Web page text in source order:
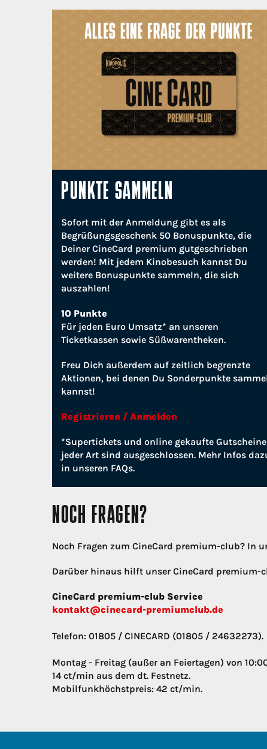
PUNKTE SAMMELN
Sofort mit der Anmeldung gibt es als
Begrüßungsgeschenk 50 Bonuspunkte, die
Deiner CineCard premium gutgeschrieben
werden! Mit jedem Kinobesuch kannst Du
weitere Bonuspunkte sammeln, die sich
auszahlen!
10 Punkte
Für jeden Euro Umsatz* an unseren
Ticketkassen sowie Süßwarentheken.
Freu Dich außerdem auf zeitlich begrenzte
Aktionen, bei denen Du Sonderpunkte
kannst!
Registrieren / Anmelden
*Supertickets und online gekaufte Gutscheine
jeder Art sind ausgeschlossen. Mehr Infos
in unseren FAQs.
NOCH FRAGEN?
Noch Fragen zum CineCard premium-club? In
Darüber hinaus hilft unser CineCard premium-
CineCard premium-club Service
kontakt@cinecard-premiumclub.de
Telefon: 01805 / CINECARD (01805 / 24632273).
Montag - Freitag (außer an Feiertagen) von
14 ct/min aus dem dt. Festnetz.
Mobilfunkhöchstpreis: 42 ct/min.